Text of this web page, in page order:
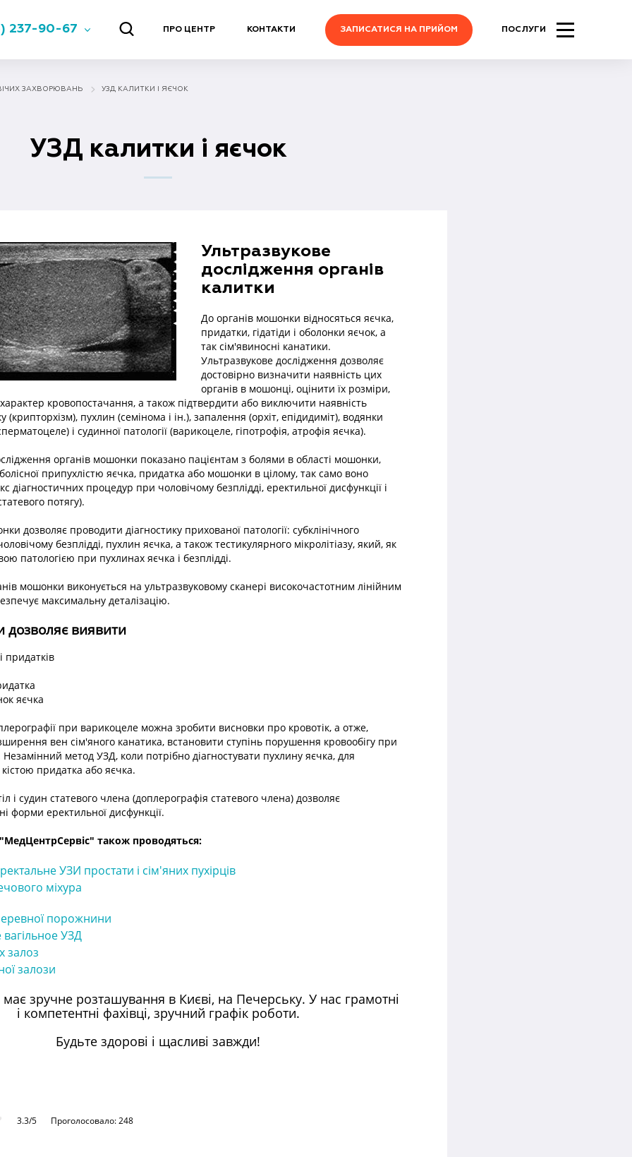
237-90-67 ПРО ЦЕНТР КОНТАКТИ ЗАПИСАТИСЯ НА ПРИЙОМ ПОСЛУГИ
ЗАХВОРЮВАНЬ УЗД КАЛИТКИ І ЯЄЧОК
УЗД калитки і яєчок
Ультразвукове
дослідження органів
калитки
До органів мошонки відносяться яєчка,
придатки, гідатіди і оболонки яєчок, а
так сім'явиносні канатики.
Ультразвукове дослідження дозволяє
достовірно визначити наявність цих
органів в мошонці, оцінити їх розміри,
характер кровопостачання, а також підтвердити або виключити наявність
(крипторхізм), пухлин (семінома і ін.), запалення (орхіт, епідидиміт), водянки
і судинної патології (варикоцеле, гіпотрофія, атрофія яєчка).
органів мошонки показано пацієнтам з болями в області мошонки,
припухлістю яєчка, придатка або мошонки в цілому, так само воно
діагностичних процедур при чоловічому безплідді, еректильної дисфункції і
потягу).
дозволяє проводити діагностику прихованої патології: субклінічного
безплідді, пухлин яєчка, а також тестикулярного мікролітіазу, який, як
патологією при пухлинах яєчка і безплідді.
мошонки виконується на ультразвуковому сканері високочастотним лінійним
максимальну деталізацію.
виявити
придатків
яєчка
при варикоцеле можна зробити висновки про кровотік, а отже,
вен сім'яного канатика, встановити ступінь порушення кровообігу при
Незамінний метод УЗД, коли потрібно діагностувати пухлину яєчка, для
придатка або яєчка.
і судин статевого члена (доплерографія статевого члена) дозволяє
форми еректильної дисфункції.
"МедЦентрСервіс" також проводяться:
УЗИ простати і сім'яних пухірців
міхура
порожнини
вагільное УЗД
залоз
залози
має зручне розташування в Києві, на Печерську. У нас грамотні
і компетентні фахівці, зручний графік роботи.
Будьте здорові і щасливі завжди!
3.3/5 Проголосовало: 248